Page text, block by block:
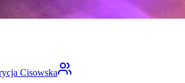
Cisowska